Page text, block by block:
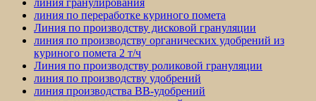
линия гранулирования
линия по переработке куриного помета
Линия по производству дисковой грануляции
линия по производству органических удобрений из
куриного помета 2 т/ч
Линия по производству роликовой грануляции
линия по производству удобрений
линия производства BB-удобрений